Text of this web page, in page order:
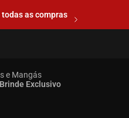
todas as compras
e Mangás
Exclusivo